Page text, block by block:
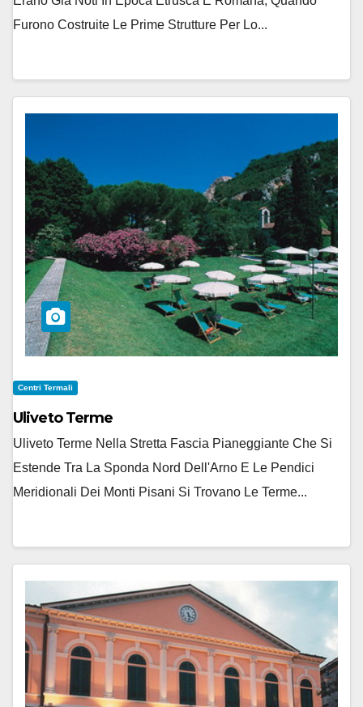
Furono Costruite Le Prime Strutture Per Lo...
Centri Termali
Uliveto Terme
Uliveto Terme Nella Stretta Fascia Pianeggiante Che Si
Estende Tra La Sponda Nord Dell'Arno E Le Pendici
Meridionali Dei Monti Pisani Si Trovano Le Terme...